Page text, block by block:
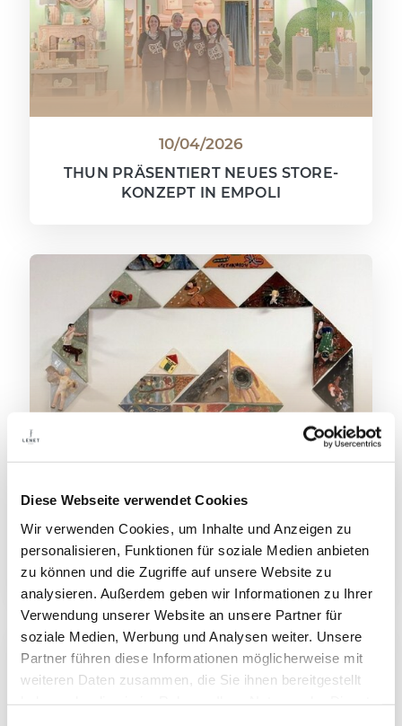
Diese Webseite verwendet Cookies
Wir verwenden Cookies, um Inhalte und Anzeigen zu
personalisieren, Funktionen für soziale Medien anbieten
zu können und die Zugriffe auf unsere Website zu
analysieren. Außerdem geben wir Informationen zu Ihrer
Verwendung unserer Website an unsere Partner für
soziale Medien, Werbung und Analysen weiter. Unsere
Partner führen diese Informationen möglicherweise mit
weiteren Daten zusammen, die Sie ihnen bereitgestellt
10/04/2026
THUN PRÄSENTIERT NEUES STORE-
KONZEPT IN EMPOLI
FONDAZIONE LENE THUN INITIIERT
ART-OUT: KERAMIKTHERAPIE FÜR
MEDIZINISCHES PERSONAL